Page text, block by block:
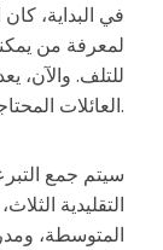
في البداية،
لمعرفة من
للتلف. والآن،
العائلات المحتاجة.
سيتم جمع
التقليدية
المتوسطة،